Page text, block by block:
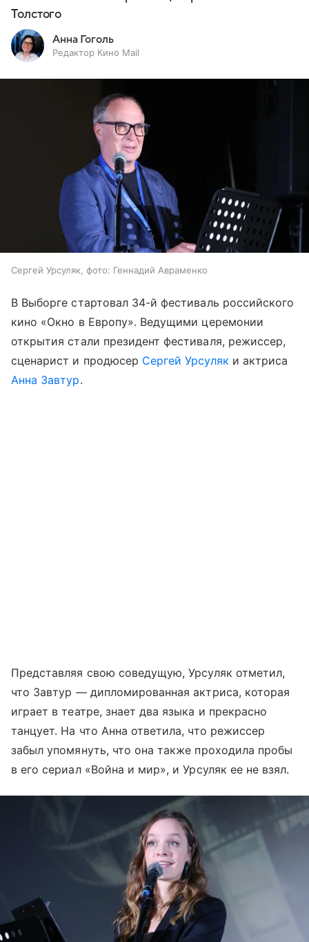
Толстого
Анна Гоголь
Редактор Кино Mail
Сергей Урсуляк, фото: Геннадий Авраменко
В Выборге стартовал 34-й фестиваль российского
кино «Окно в Европу». Ведущими церемонии
открытия стали президент фестиваля, режиссер,
сценарист и продюсер Сергей Урсуляк и актриса
Анна Завтур.
Представляя свою соведущую, Урсуляк отметил,
что Завтур — дипломированная актриса, которая
играет в театре, знает два языка и прекрасно
танцует. На что Анна ответила, что режиссер
забыл упомянуть, что она также проходила пробы
в его сериал «Война и мир», и Урсуляк ее не взял.